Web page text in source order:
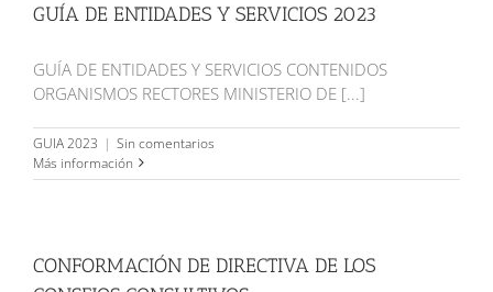
GUÍA DE ENTIDADES Y SERVICIOS 2023
GUÍA DE ENTIDADES Y SERVICIOS CONTENIDOS
ORGANISMOS RECTORES MINISTERIO DE [...]
GUIA 2023 | Sin comentarios
Más información
CONFORMACIÓN DE DIRECTIVA DE LOS